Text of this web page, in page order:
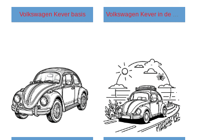
Volkswagen Kever basis